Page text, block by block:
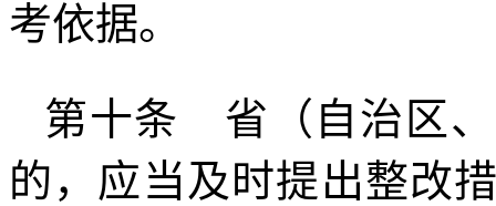
考依据。
第十条 省（自治区、
的，应当及时提出整改